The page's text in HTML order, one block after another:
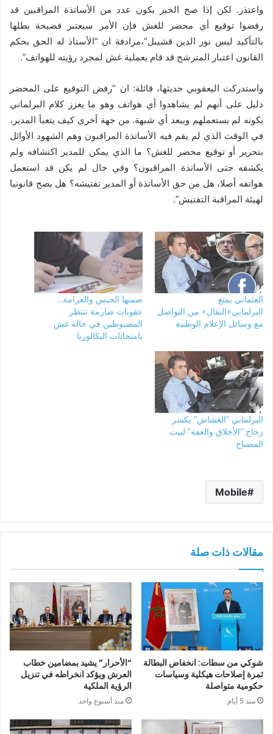
واعتذر. لكن إذا صح الخبر بكون عدد من الأساتذة المراقبين قد
رفضوا توقيع أي محضر للغش فإن الأمر سيعتبر فضيحة بطلها
بالتأكيد ليس نور الدين قشيبل”،مرادفة ان “الأستاذ له الحق بحكم
القانون اعتبار المترشح قد قام بعملية غش لمجرد رؤيته للهواتف”.
واستدركت اليعقوبي حديثها، قائلة: ان “رفض التوقيع على المحضر
دليل على أنهم لم يشاهدوا أي هواتف وهو ما يعزز كلام البرلماني
بكونه لم يستعملهم ويبعد أي شبهة. من جهة أخرى كيف يتعبأ المدير،
في الوقت الذي لم يقم فيه الأساتذة المراقبون وهم الشهود الأوائل
بتحرير أو توقيع محضر للغش؟ ما الذي يمكن للمدير اكتشافه ولم
يكشفه حتى الأساتذة المراقبون؟ وفي حال لم يكن قد استعمل
هواتفه أصلا، هل من حق الأساتذة أو المدير تفتيشه؟ هل يصح قانونيا
لهيئة المراقبة التفتيش”.
العثماني يمنع
البرلماني«النقال» من التواصل
مع وسائل الإعلام الوطنية
ضمنها الحبس والغرامة..
عقوبات صارمة تنتظر
المضبوطين في حالة غش
بامتحانات البكالوريا
البرلماني “الغشاش” يكسر
زجاج “الأخلاق والعفة” لبيت
المصباح
Mobile
مقالات ذات صلة
شوكي من سطات: انخفاض البطالة
ثمرة إصلاحات هيكلية وسياسات
حكومية متواصلة
منذ 5 أيام
“الأحرار” يشيد بمضامين خطاب
العرش ويؤكد انخراطه في تنزيل
الرؤية الملكية
منذ أسبوع واحد